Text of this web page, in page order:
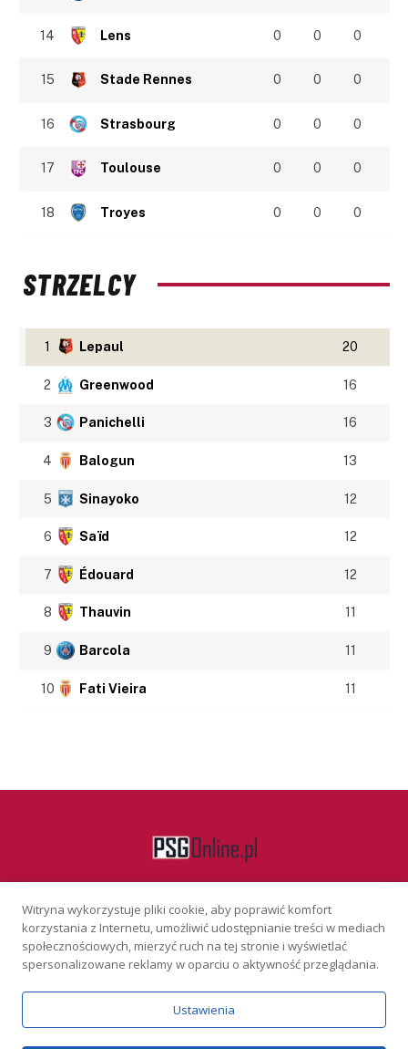
14 Lens 0 0 0
15 Stade Rennes 0 0 0
16 Strasbourg 0 0 0
17 Toulouse 0 0 0
18 Troyes 0 0 0
STRZELCY
1 Lepaul 20
2 Greenwood 16
3 Panichelli 16
4 Balogun 13
5 Sinayoko 12
6 Saïd 12
7 Édouard 12
8 Thauvin 11
9 Barcola 11
10 Fati Vieira 11
Facebook
KONTAKT REKLAMA POLITYKA PRYWATNOŚCI
Serwis wyłącznie dla osób powyżej 18 lat. Hazard może uzależniać.
Graj odpowiedzialnie.Szczegóły
Witryna wykorzystuje pliki cookie, aby poprawić komfort
korzystania z Internetu, umożliwić udostępnianie treści w mediach
społecznościowych, mierzyć ruch na tej stronie i wyświetlać
spersonalizowane reklamy w oparciu o aktywność przeglądania.
Ustawienia